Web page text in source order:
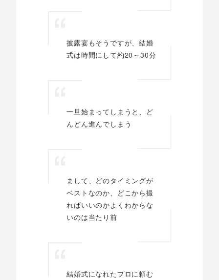
披露宴もそうですが、結婚
式は時間にして約20～30分
一旦始まってしまうと、ど
んどん進んでしまう
まして、どのタイミングが
ベストなのか、どこから撮
ればいいのかよくわからな
いのは当たり前
結婚式になれたプロに頼む